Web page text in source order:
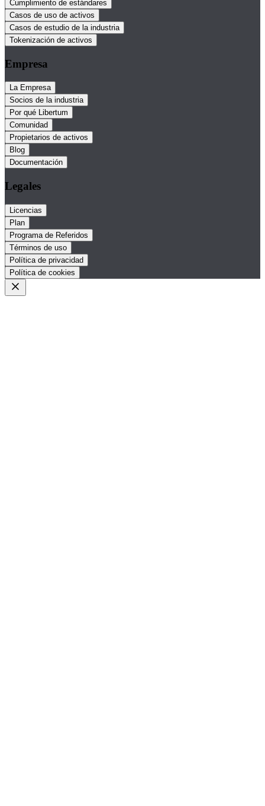
Cumplimiento de estándares
Casos de uso de activos
Casos de estudio de la industria
Tokenización de activos
Empresa
La Empresa
Socios de la industria
Por qué Libertum
Comunidad
Propietarios de activos
Blog
Documentación
Legales
Licencias
Plan
Programa de Referidos
Términos de uso
Política de privacidad
Política de cookies